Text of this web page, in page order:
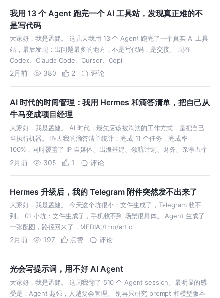
我用 13 个 Agent 跑完一个 AI 工具站，发现真正难的不
是写代码
大家好，我是孟健。 这几天我用 13 个 Agent 跑完了一个真实 AI 工具
站，最后发现：出问题最多的地方，不是写代码，是交接。 现在
Codex、Claude Code、Cursor、Copil
2月前 380 2 评论
AI 时代的时间管理：我用 Hermes 和滴答清单，把自己从
牛马变成项目经理
大家好，我是孟健。 AI 时代，最先应该被淘汰的工作方式，是把自己
当执行机器。 昨天我的滴答清单统计：完成 11 个任务，完成率
100%，同时覆盖了 IP 自媒体、出海基建、领航计划、财务、杂事五个
2月前 305 1 评论
Hermes 升级后，我的 Telegram 附件突然发不出来了
大家好，我是孟健。 今天这个坑很小：文件生成了，Telegram 收不
到。 01 小坑：文件生成了，手机收不到 场景很具体。 Agent 生成了
一张配图，路径回来了，MEDIA:/tmp/articl
2月前 197 点赞 评论
光会写提示词，用不好 AI Agent
大家好，我是孟健。 这周我翻了 510 个 Agent session。最明显的感
受是：Agent 越强，人越要会管理。 别再只研究 prompt 和模型版本